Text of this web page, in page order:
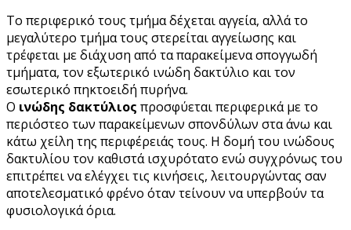
Το περιφερικό τους τμήμα δέχεται αγγεία, αλλά το
μεγαλύτερο τμήμα τους στερείται αγγείωσης και
τρέφεται με διάχυση από τα παρακείμενα σπογγωδή
τμήματα, τον εξωτερικό ινώδη δακτύλιο και τον
εσωτερικό πηκτοειδή πυρήνα.
Ο ινώδης δακτύλιος προσφύεται περιφερικά με το
περιόστεο των παρακείμενων σπονδύλων στα άνω και
κάτω χείλη της περιφέρειάς τους. Η δομή του ινώδους
δακτυλίου τον καθιστά ισχυρότατο ενώ συγχρόνως του
επιτρέπει να ελέγχει τις κινήσεις, λειτουργώντας σαν
αποτελεσματικό φρένο όταν τείνουν να υπερβούν τα
φυσιολογικά όρια.